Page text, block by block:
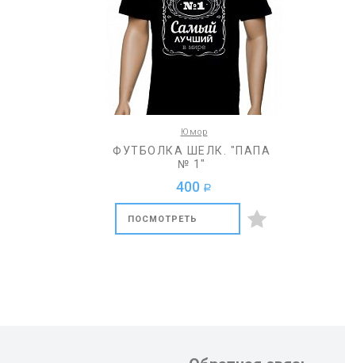
Юмор
ФУТБОЛКА ШЕЛК. "ПАПА
№ 1"
400 a
ПОСМОТРЕТЬ